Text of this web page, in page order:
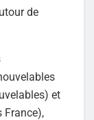
de
et
France),